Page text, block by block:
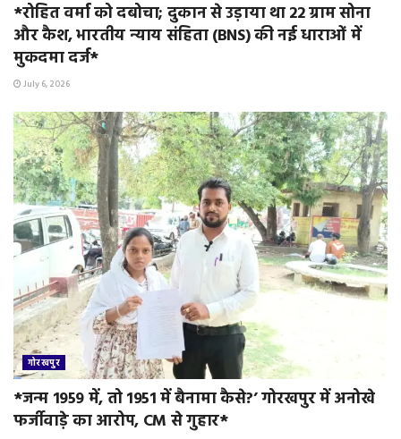
*रोहित वर्मा को दबोचा; दुकान से उड़ाया था 22 ग्राम सोना
और कैश, भारतीय न्याय संहिता (BNS) की नई धाराओं में
मुकदमा दर्ज*
July 6, 2026
गोरखपुर
*जन्म 1959 में, तो 1951 में बैनामा कैसे?’ गोरखपुर में अनोखे
फर्जीवाड़े का आरोप, CM से गुहार*